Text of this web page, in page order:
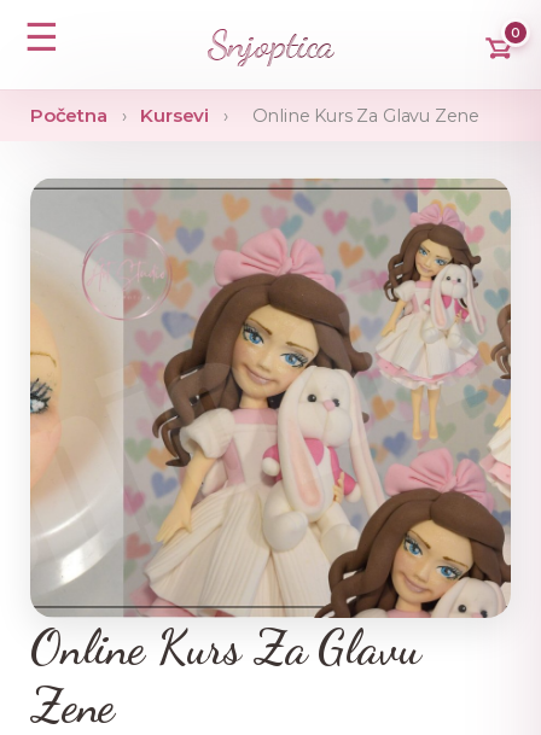
☰ Snjoptica 0
Početna › Kursevi › Online Kurs Za Glavu Zene
Online Kurs Za Glavu
Zene